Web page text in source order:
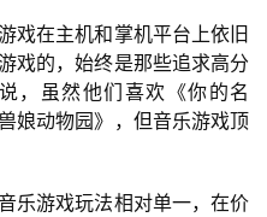
戏在主机和掌机平台上依旧
戏的，始终是那些追求高分
，虽然他们喜欢《你的名
娘动物园》，但音乐游戏顶
乐游戏玩法相对单一，在价